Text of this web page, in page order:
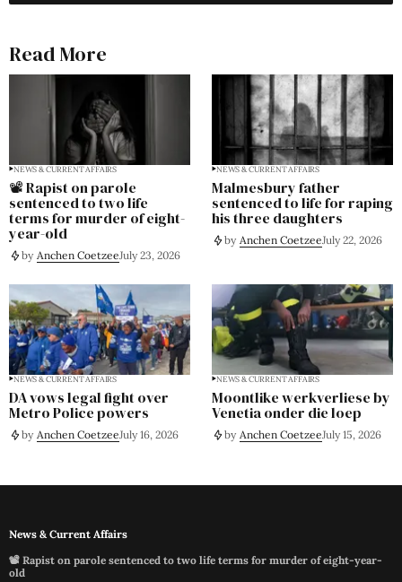
Read More
NEWS & CURRENT AFFAIRS
📽️ Rapist on parole
sentenced to two life
terms for murder of eight-
year-old
by Anchen CoetzeeJuly 23, 2026
NEWS & CURRENT AFFAIRS
Malmesbury father
sentenced to life for raping
his three daughters
by Anchen CoetzeeJuly 22, 2026
NEWS & CURRENT AFFAIRS
DA vows legal fight over
Metro Police powers
by Anchen CoetzeeJuly 16, 2026
NEWS & CURRENT AFFAIRS
Moontlike werkverliese by
Venetia onder die loep
by Anchen CoetzeeJuly 15, 2026
News & Current Affairs
📽️ Rapist on parole sentenced to two life terms for murder of eight-year-
old